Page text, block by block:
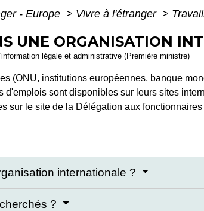
- Europe > Vivre à l'étranger >
UNE ORGANISATION
légale et administrative (Première ministre)
(ONU, institutions européennes, banque
d'emplois sont disponibles sur leurs sites
sur le site de la Délégation aux
internationale ?
?